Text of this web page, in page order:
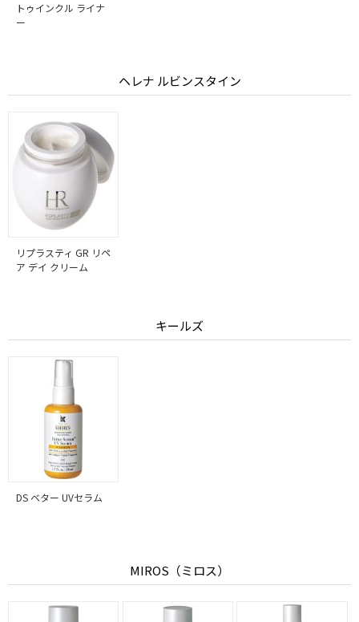
トゥインクル ライナ
ー
ヘレナ ルビンスタイン
リプラスティ GR リペ
ア デイ クリーム
キールズ
DS ベター UVセラム
MIROS（ミロス）